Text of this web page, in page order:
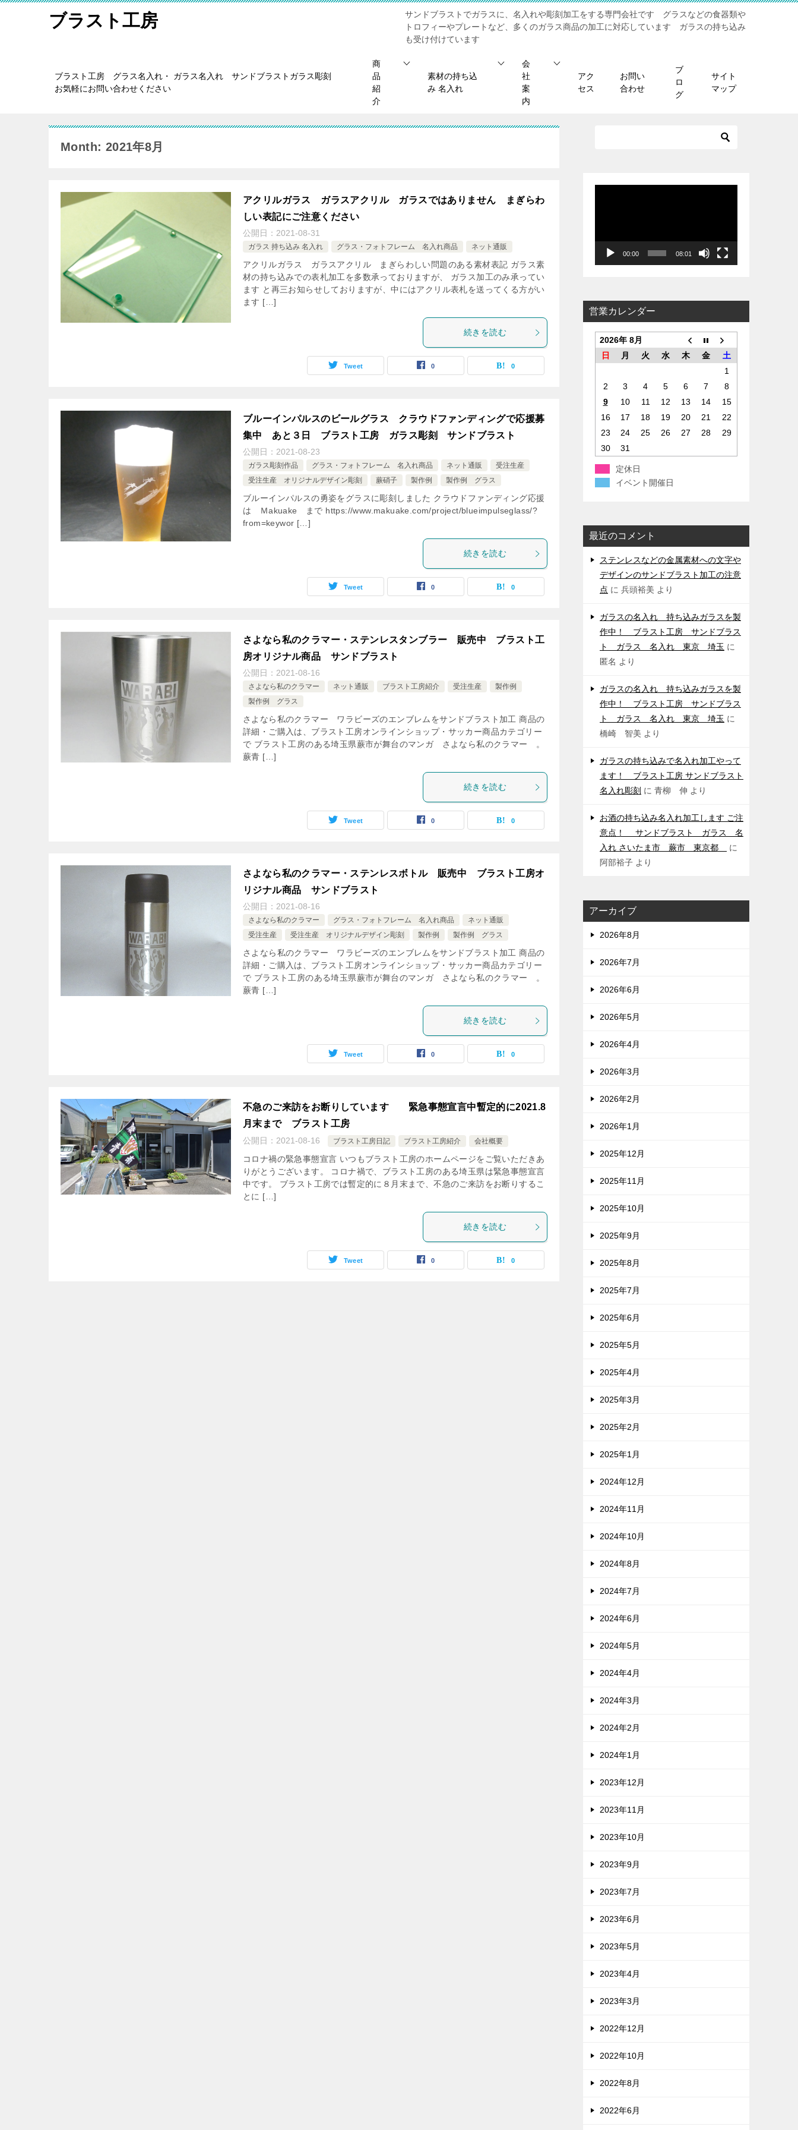
ブラスト工房
サンドブラストでガラスに、名入れや彫刻加工をする専門会社です グラスなどの食器類や
トロフィーやプレートなど、多くのガラス商品の加工に対応しています ガラスの持ち込み
も受け付けています
ブラスト工房 グラス名入れ・ ガラス名入れ サンドブラストガラス彫刻
お気軽にお問い合わせください
商
品
紹
介
素材の持ち込
み 名入れ
会
社
案
内
アク
セス
お問い
合わせ
ブ
ロ
グ
サイト
マップ
Month: 2021年8月
アクリルガラス ガラスアクリル ガラスではありません まぎらわ
しい表記にご注意ください
公開日： 2021-08-31
ガラス 持ち込み 名入れ グラス・フォトフレーム 名入れ商品 ネット通販
アクリルガラス ガラスアクリル まぎらわしい問題のある素材表記 ガラス素
材の持ち込みでの表札加工を多数承っておりますが、 ガラス加工のみ承ってい
ます と再三お知らせしておりますが、中にはアクリル表札を送ってくる方がい
ます […]
続きを読む
Tweet 0 0
ブルーインパルスのビールグラス クラウドファンディングで応援募
集中 あと３日 ブラスト工房 ガラス彫刻 サンドブラスト
公開日： 2021-08-23
ガラス彫刻作品 グラス・フォトフレーム 名入れ商品 ネット通販
受注生産
受注生産 オリジナルデザイン彫刻
蕨硝子 製作例 製作例 グラス
ブルーインパルスの勇姿をグラスに彫刻しました クラウドファンディング応援
は Ｍakuake まで https://www.makuake.com/project/blueimpulseglass/?
from=keywor […]
続きを読む
Tweet 0 0
さよなら私のクラマー・ステンレスタンブラー 販売中 ブラスト工
房オリジナル商品 サンドブラスト
公開日： 2021-08-16
さよなら私のクラマー ネット通販 ブラスト工房紹介 受注生産
製作例
製作例 グラス
さよなら私のクラマー ワラビーズのエンブレムをサンドブラスト加工 商品の
詳細・ご購入は、ブラスト工房オンラインショップ・サッカー商品カテゴリー
で ブラスト工房のある埼玉県蕨市が舞台のマンガ さよなら私のクラマー 。
蕨青 […]
続きを読む
Tweet 0 0
さよなら私のクラマー・ステンレスボトル 販売中 ブラスト工房オ
リジナル商品 サンドブラスト
公開日： 2021-08-16
さよなら私のクラマー グラス・フォトフレーム 名入れ商品
ネット通販
受注生産
受注生産 オリジナルデザイン彫刻 製作例 製作例 グラス
さよなら私のクラマー ワラビーズのエンブレムをサンドブラスト加工 商品の
詳細・ご購入は、ブラスト工房オンラインショップ・サッカー商品カテゴリー
で ブラスト工房のある埼玉県蕨市が舞台のマンガ さよなら私のクラマー 。
蕨青 […]
続きを読む
Tweet 0 0
不急のご来訪をお断りしています 緊急事態宣言中暫定的に2021.8
月末まで ブラスト工房
公開日： 2021-08-16 ブラスト工房日記 ブラスト工房紹介 会社概要
コロナ禍の緊急事態宣言 いつもブラスト工房のホームページをご覧いただきあ
りがとうございます。 コロナ禍で、ブラスト工房のある埼玉県は緊急事態宣言
中です。 ブラスト工房では暫定的に８月末まで、不急のご来訪をお断りするこ
とに […]
続きを読む
Tweet 0 0
ヤ
00:00 08:01
営業カレンダー
2026年 8月
日
月 火 水 木 金
土
1
2
3 4 5 6 7
8
9
10 11 12 13 14
15
16
17 18 19 20 21
22
23
24 25 26 27 28
29
30
31
定休日
イベント開催日
最近のコメント
ステンレスなどの金属素材への文字や
デザインのサンドブラスト加工の注意
点 に 兵頭裕美 より
ガラスの名入れ 持ち込みガラスを製
作中！ ブラスト工房 サンドブラス
ト ガラス 名入れ 東京 埼玉 に
匿名 より
ガラスの名入れ 持ち込みガラスを製
作中！ ブラスト工房 サンドブラス
ト ガラス 名入れ 東京 埼玉 に
橋崎 智美 より
ガラスの持ち込みで名入れ加工やって
ます！ ブラスト工房 サンドブラスト
名入れ彫刻 に 青柳 伸 より
お酒の持ち込み名入れ加工します ご注
意点！ サンドブラスト ガラス 名
入れ さいたま市 蕨市 東京都
に
阿部裕子 より
アーカイブ
2026年8月
2026年7月
2026年6月
2026年5月
2026年4月
2026年3月
2026年2月
2026年1月
2025年12月
2025年11月
2025年10月
2025年9月
2025年8月
2025年7月
2025年6月
2025年5月
2025年4月
2025年3月
2025年2月
2025年1月
2024年12月
2024年11月
2024年10月
2024年8月
2024年7月
2024年6月
2024年5月
2024年4月
2024年3月
2024年2月
2024年1月
2023年12月
2023年11月
2023年10月
2023年9月
2023年7月
2023年6月
2023年5月
2023年4月
2023年3月
2022年12月
2022年10月
2022年8月
2022年6月